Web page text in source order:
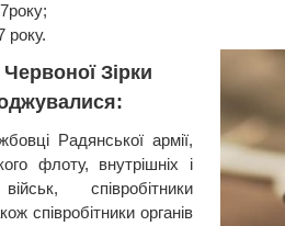
року.
Зірки
Радянської армії,
флоту, внутрішніх і
співробітники
співробітники органів